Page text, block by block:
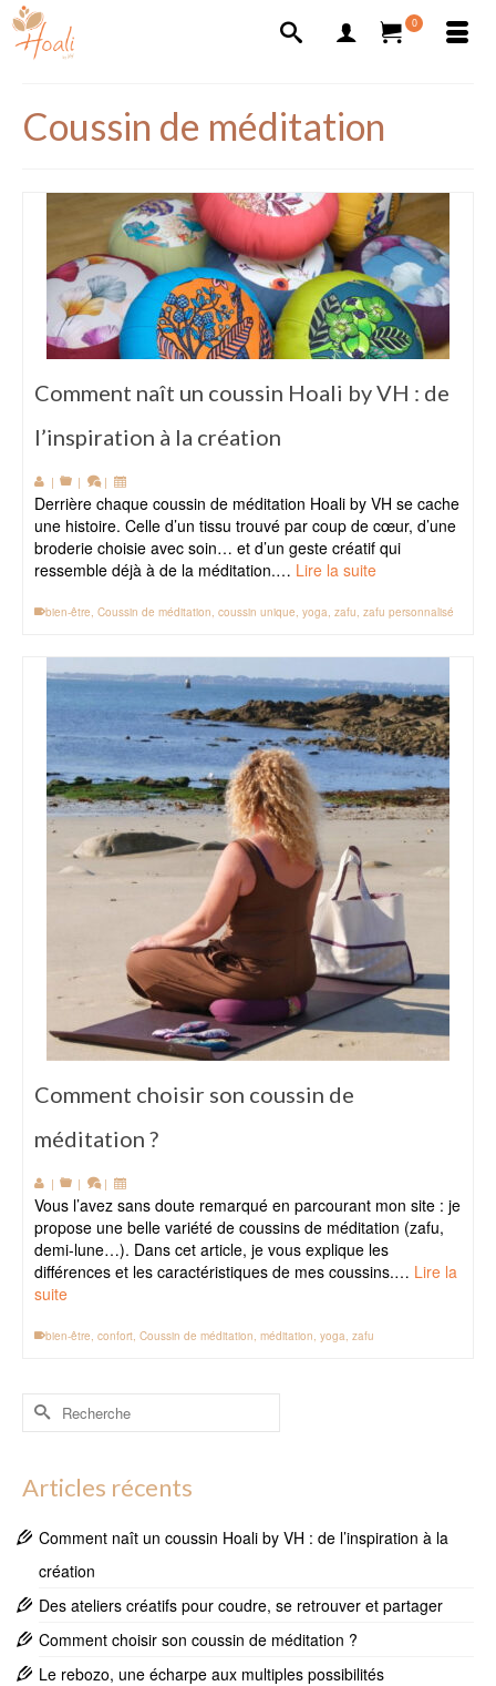
0
Coussin de méditation
Comment naît un coussin Hoali by VH : de
l’inspiration à la création
| | |
Derrière chaque coussin de méditation Hoali by VH se cache
une histoire. Celle d’un tissu trouvé par coup de cœur, d’une
broderie choisie avec soin… et d’un geste créatif qui
ressemble déjà à de la méditation.… Lire la suite
bien-être, Coussin de méditation, coussin unique, yoga, zafu, zafu personnalisé
Comment choisir son coussin de
méditation ?
| | |
Vous l’avez sans doute remarqué en parcourant mon site : je
propose une belle variété de coussins de méditation (zafu,
demi-lune…). Dans cet article, je vous explique les
différences et les caractéristiques de mes coussins.… Lire la
suite
bien-être, confort, Coussin de méditation, méditation, yoga, zafu
Rechercher :
Articles récents
Comment naît un coussin Hoali by VH : de l’inspiration à la
création
Des ateliers créatifs pour coudre, se retrouver et partager
Comment choisir son coussin de méditation ?
Le rebozo, une écharpe aux multiples possibilités